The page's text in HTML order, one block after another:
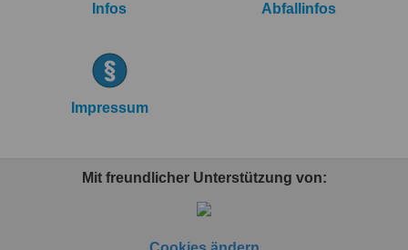
Infos Abfallinfos
Impressum
Mit freundlicher Unterstützung von: